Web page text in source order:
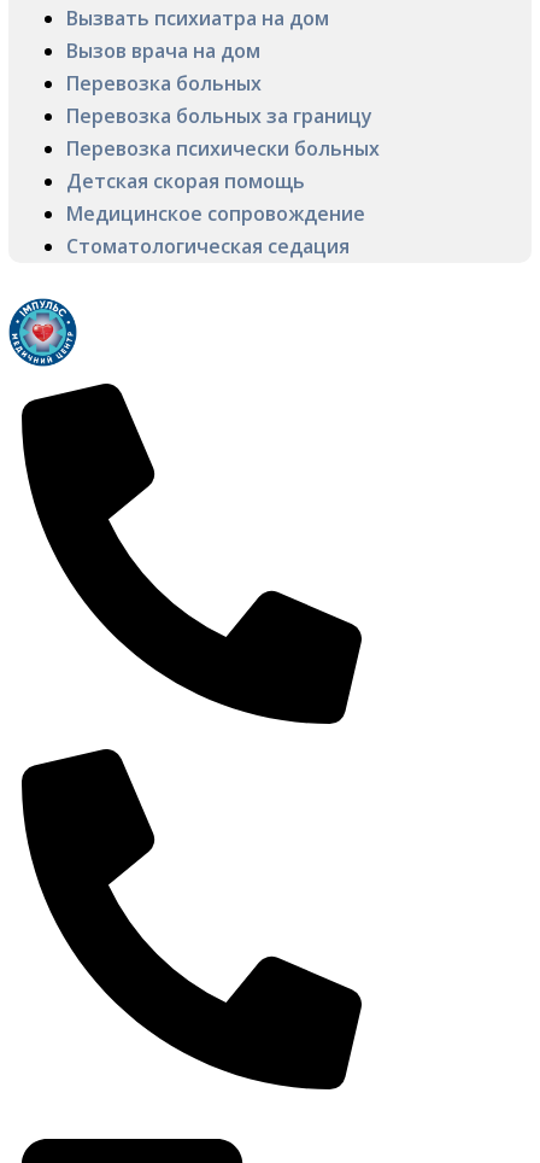
Вызвать психиатра на дом
Вызов врача на дом
Перевозка больных
Перевозка больных за границу
Перевозка психически больных
Детская скорая помощь
Медицинское сопровождение
Стоматологическая седация